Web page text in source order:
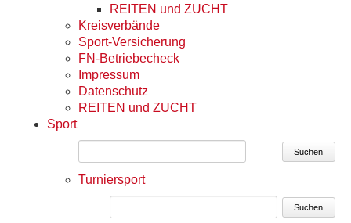
REITEN und ZUCHT
Kreisverbände
Sport-Versicherung
FN-Betriebecheck
Impressum
Datenschutz
REITEN und ZUCHT
Sport
Suchen
Turniersport
Suchen